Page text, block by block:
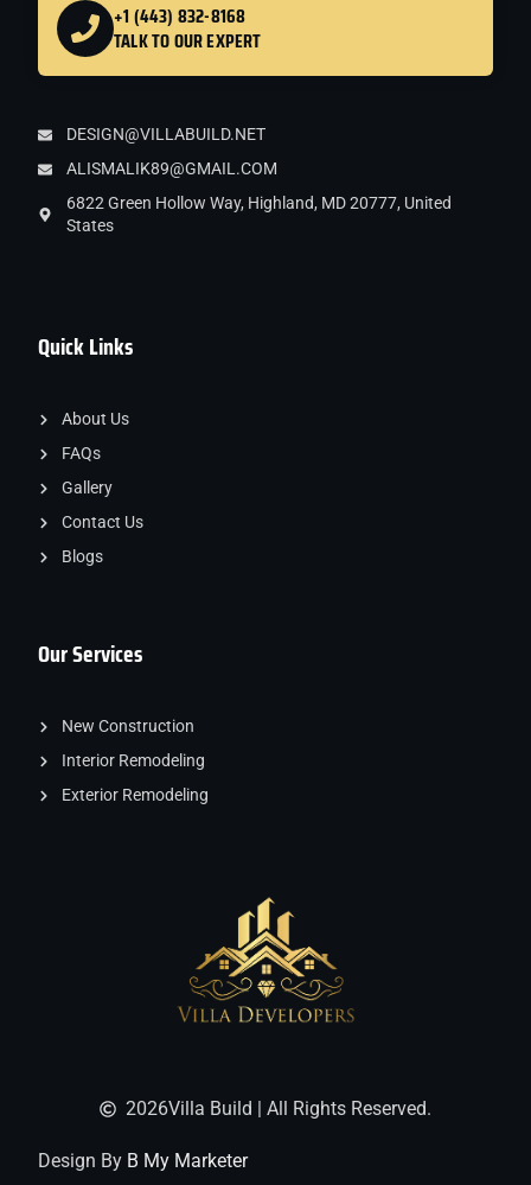
2026Villa Build | All Rights Reserved.
Design By B My Marketer
Our Services
New Construction
Interior Remodeling
Exterior Remodeling
Quick Links
About Us
FAQs
Gallery
Contact Us
Blogs
+1 (443) 832-8168
TALK TO OUR EXPERT
DESIGN@VILLABUILD.NET
ALISMALIK89@GMAIL.COM
6822 Green Hollow Way, Highland, MD 20777, United
States